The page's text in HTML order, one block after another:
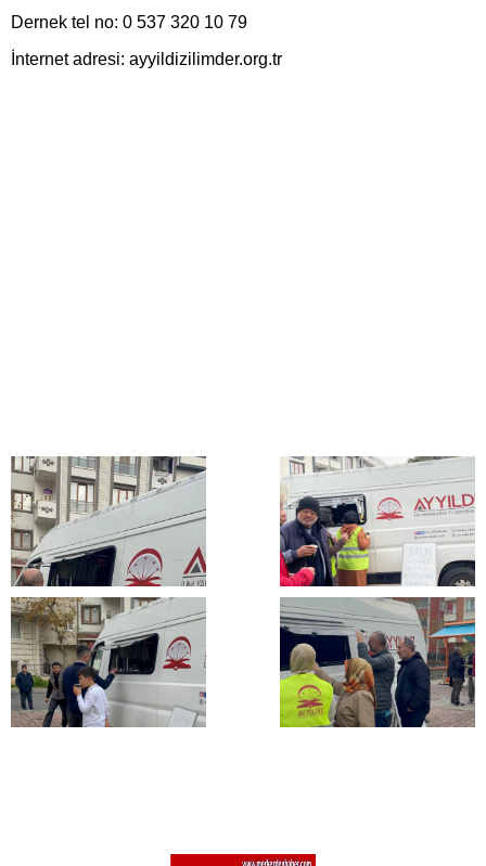
Dernek tel no: 0 537 320 10 79
İnternet adresi: ayyildizilimder.org.tr